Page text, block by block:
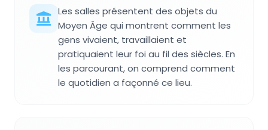
Les salles présentent des objets du
Moyen Âge qui montrent comment les
gens vivaient, travaillaient et
pratiquaient leur foi au fil des siècles. En
les parcourant, on comprend comment
le quotidien a façonné ce lieu.